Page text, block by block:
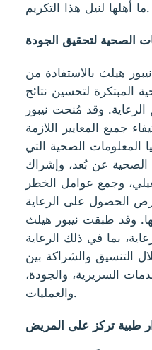
ما أهلها لنيل هذا التكريم.
الصحية لتحقيق الجودة
هيلث بالاستفادة من
المبتكرة لتحسين نتائج
وقد مُنحت نيبور
جميع المعايير اللازمة
المعلومات الصحية التي
الصحية عن بُعد، وإشراك
وجمع عوامل الخطر
فرص الحصول على الرعاية
وقد طبقت نيبور هيلث
بما في ذلك الرعاية
التنسيق والشراكة بين
السريرية، والجودة،
والعمليات.
طبية تركز على المريض